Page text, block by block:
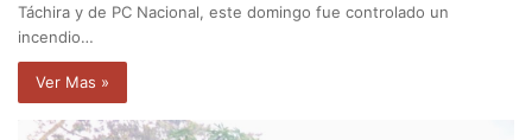
Táchira y de PC Nacional, este domingo fue controlado un
incendio…
Ver Mas »